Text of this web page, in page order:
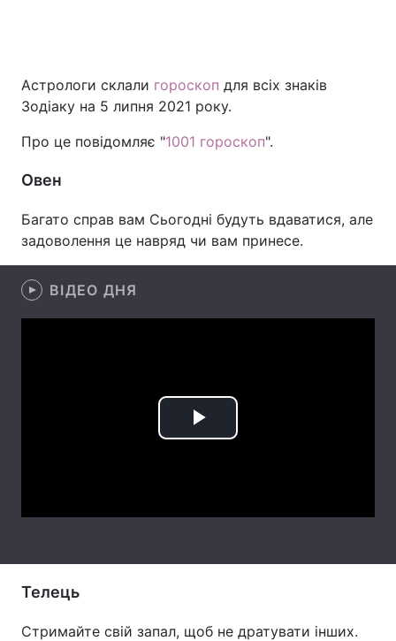
Головна Війна
Україна
Економіка Світ
Техно і зв'язок
Вакансії
Астрологи склали гороскоп для всіх знаків
Зодіаку на 5 липня 2021 року.
Про це повідомляє "1001 гороскоп".
Овен
Багато справ вам Сьогодні будуть вдаватися, але
задоволення це навряд чи вам принесе.
ВІДЕО ДНЯ
Play
Телець
Стримайте свій запал, щоб не дратувати інших.